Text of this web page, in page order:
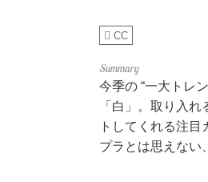
CC
今季の “一大トレ
「白」。取り入
トしてくれる注
プラとは思えない